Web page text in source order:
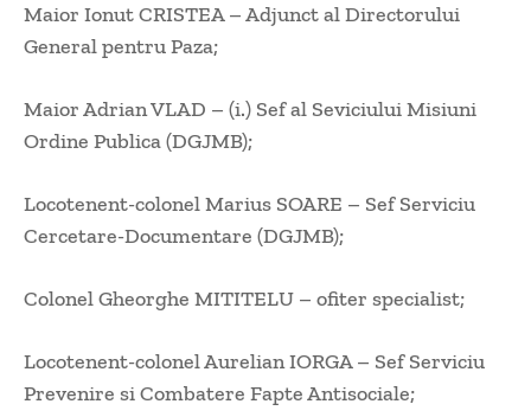
Maior Ionut CRISTEA – Adjunct al Directorului
General pentru Paza;
Maior Adrian VLAD – (i.) Sef al Seviciului Misiuni
Ordine Publica (DGJMB);
Locotenent-colonel Marius SOARE – Sef Serviciu
Cercetare-Documentare (DGJMB);
Colonel Gheorghe MITITELU – ofiter specialist;
Locotenent-colonel Aurelian IORGA – Sef Serviciu
Prevenire si Combatere Fapte Antisociale;